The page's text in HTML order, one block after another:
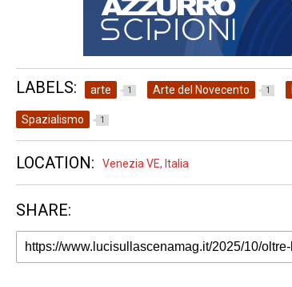
LABELS: arte 1 Arte del Novecento 1
Spazialismo 1
LOCATION: Venezia VE, Italia
SHARE: